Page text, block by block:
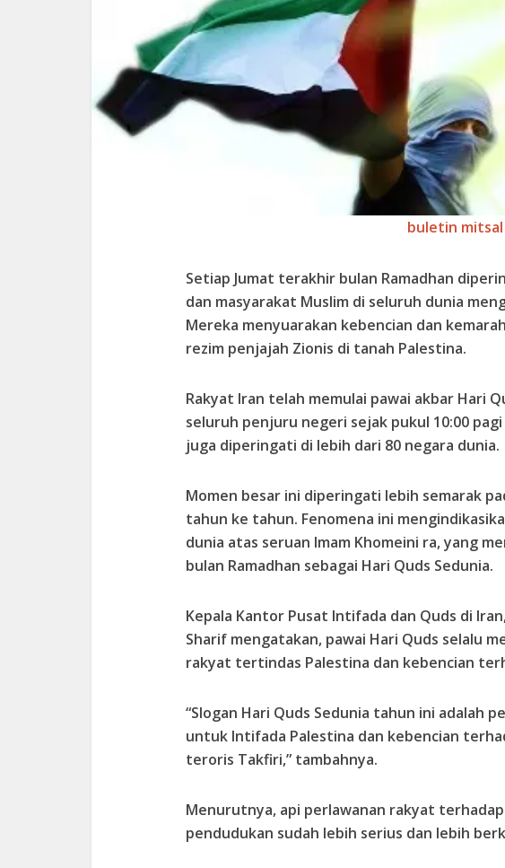
buletin mitsal
Setiap Jumat terakhir bulan Ramadhan
dan masyarakat Muslim di seluruh dunia
Mereka menyuarakan kebencian dan
rezim penjajah Zionis di tanah Palestina.
Rakyat Iran telah memulai pawai akbar Hari
seluruh penjuru negeri sejak pukul 10:00
juga diperingati di lebih dari 80 negara dunia.
Momen besar ini diperingati lebih semarak
tahun ke tahun. Fenomena ini
dunia atas seruan Imam Khomeini ra, yang
bulan Ramadhan sebagai Hari Quds Sedunia.
Kepala Kantor Pusat Intifada dan Quds di
Sharif mengatakan, pawai Hari Quds selalu
rakyat tertindas Palestina dan kebencian
“Slogan Hari Quds Sedunia tahun ini adalah
untuk Intifada Palestina dan kebencian
teroris Takfiri,” tambahnya.
Menurutnya, api perlawanan rakyat
pendudukan sudah lebih serius dan lebih